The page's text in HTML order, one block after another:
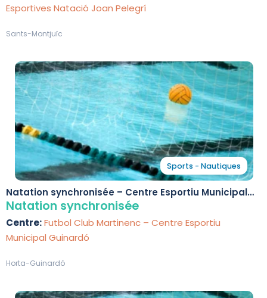
Esportives Natació Joan Pelegrí
Sants-Montjuïc
Sports - Nautiques
Natation synchronisée – Centre Esportiu Municipal
Guinardó
Natation synchronisée
Centre:Futbol Club Martinenc – Centre Esportiu
Municipal Guinardó
Horta-Guinardó